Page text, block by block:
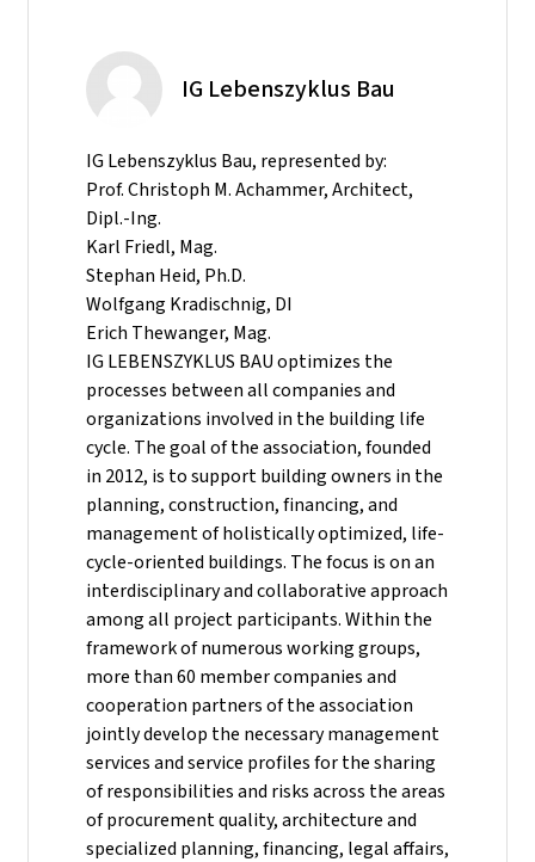
IG Lebenszyklus Bau
IG Lebenszyklus Bau, represented by:
Prof. Christoph M. Achammer, Architect,
Dipl.-Ing.
Karl Friedl, Mag.
Stephan Heid, Ph.D.
Wolfgang Kradischnig, DI
Erich Thewanger, Mag.
IG LEBENSZYKLUS BAU optimizes the
processes between all companies and
organizations involved in the building life
cycle. The goal of the association, founded
in 2012, is to support building owners in the
planning, construction, financing, and
management of holistically optimized, life-
cycle-oriented buildings. The focus is on an
interdisciplinary and collaborative approach
among all project participants. Within the
framework of numerous working groups,
more than 60 member companies and
cooperation partners of the association
jointly develop the necessary management
services and service profiles for the sharing
of responsibilities and risks across the areas
of procurement quality, architecture and
specialized planning, financing, legal affairs,